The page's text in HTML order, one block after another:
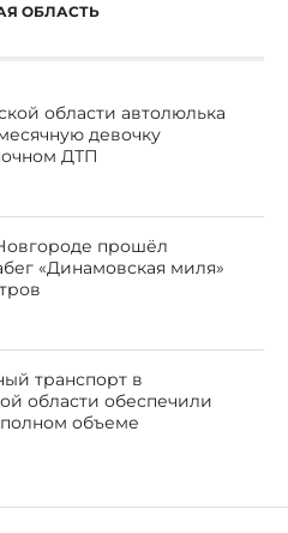
ОБЛАСТЬ
области автолюлька
девочку
ДТП
прошёл
«Динамовская миля»
транспорт в
области обеспечили
объеме